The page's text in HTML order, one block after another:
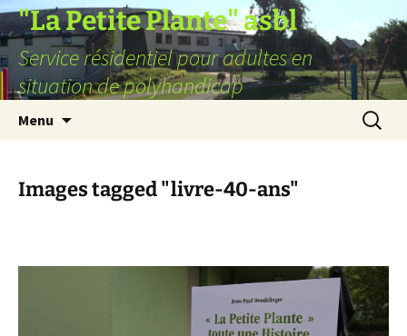
Aller
au
contenu
"La Petite Plante" asbl
Service résidentiel pour adultes en
situation de polyhandicap
Menu
Images tagged "livre-40-ans"